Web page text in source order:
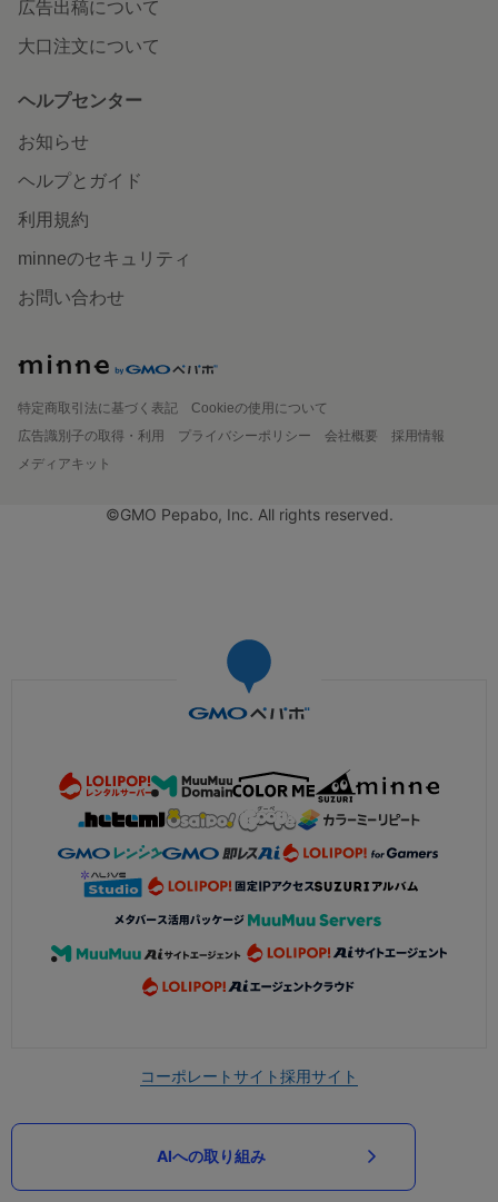
広告出稿について
大口注文について
ヘルプセンター
お知らせ
ヘルプとガイド
利用規約
minneのセキュリティ
お問い合わせ
特定商取引法に基づく表記
Cookieの使用について
広告識別子の取得・利用
プライバシーポリシー 会社概要
採用情報
メディアキット
©GMO Pepabo, Inc. All rights reserved.
コーポレートサイト採用サイト
AIへの取り組み